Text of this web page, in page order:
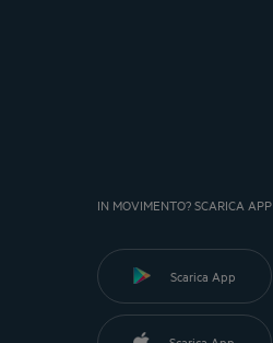
IN MOVIMENTO? SCARICA APP
Scarica App